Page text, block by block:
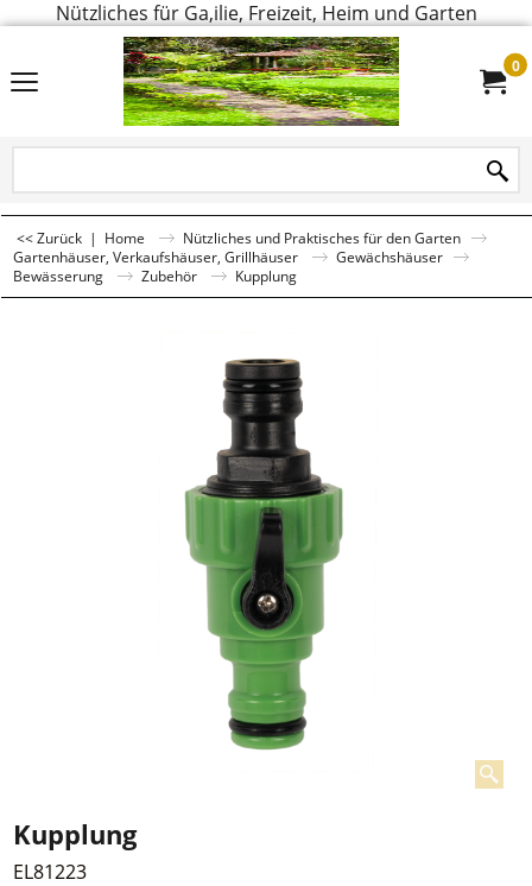
Nützliches für Ga,ilie, Freizeit, Heim und Garten
0
<< Zurück | Home
Nützliches und Praktisches für den Garten
Gartenhäuser, Verkaufshäuser, Grillhäuser
Gewächshäuser
Bewässerung
Zubehör Kupplung
Kupplung
EL81223